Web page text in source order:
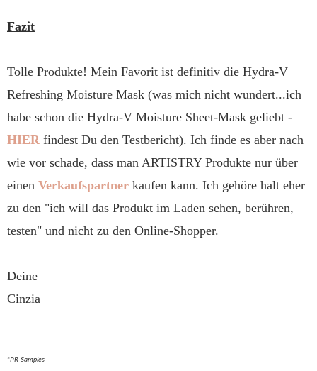
Fazit
Tolle Produkte! Mein Favorit ist definitiv die Hydra-V
Refreshing Moisture Mask (was mich nicht wundert...ich
habe schon die Hydra-V Moisture Sheet-Mask geliebt -
HIER findest Du den Testbericht). Ich finde es aber nach
wie vor schade, dass man ARTISTRY Produkte nur über
einen Verkaufspartner kaufen kann. Ich gehöre halt eher
zu den "ich will das Produkt im Laden sehen, berühren,
testen" und nicht zu den Online-Shopper.
Deine
Cinzia
*PR-Samples